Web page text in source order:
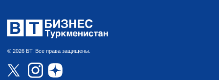
© 2026 БТ. Все права защищены.